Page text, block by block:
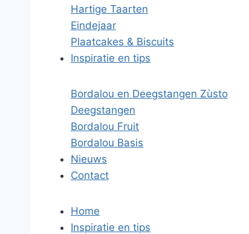
Hartige Taarten
Eindejaar
Plaatcakes & Biscuits
Inspiratie en tips
Bordalou en Deegstangen Zùsto
Deegstangen
Bordalou Fruit
Bordalou Basis
Nieuws
Contact
Home
Inspiratie en tips